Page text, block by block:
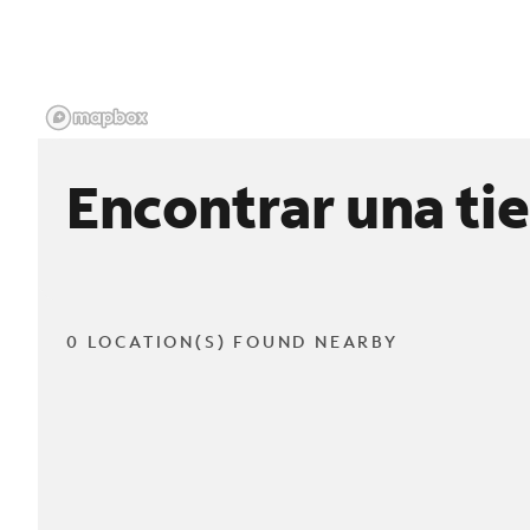
Encontrar una
0 LOCATION(S) FOUND NEARBY